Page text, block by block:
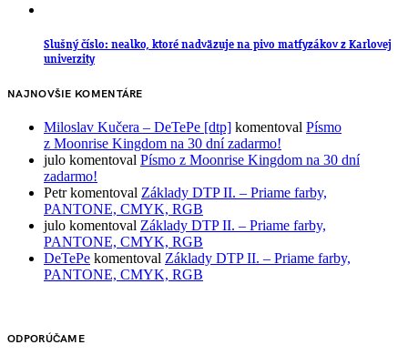
Slušný číslo: nealko, ktoré nadväzuje na pivo matfyzákov z Karlovej
univerzity
NAJNOVŠIE KOMENTÁRE
Miloslav Kučera – DeTePe [dtp] komentoval Písmo
z Moonrise Kingdom na 30 dní zadarmo!
julo komentoval Písmo z Moonrise Kingdom na 30 dní
zadarmo!
Petrkomentoval Základy DTP II. – Priame farby,
PANTONE, CMYK, RGB
julo komentoval Základy DTP II. – Priame farby,
PANTONE, CMYK, RGB
DeTePe komentoval Základy DTP II. – Priame farby,
PANTONE, CMYK, RGB
ODPORÚČAME